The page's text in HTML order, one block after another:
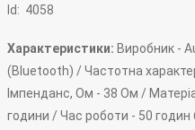
Id: 4058
Характеристики: Виробник -
(Bluetooth) /Частотна
Імпенданс, Ом - 38 Ом /
години /Час роботи - 50 годин